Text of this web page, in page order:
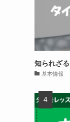
知られざ
基本情報